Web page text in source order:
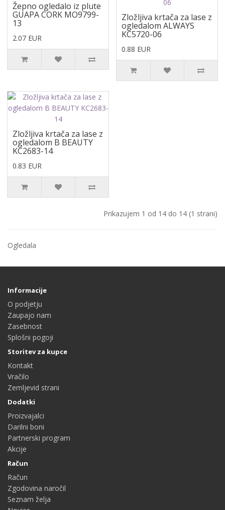
Žepno ogledalo iz plute
GUAPA CORK MO9799-
13
2.07 EUR
Zložljiva krtača za lase z
ogledalom ALWAYS
KC5720-06
0.88 EUR
Zložljiva krtača za lase z
ogledalom B BEAUTY
KC2683-14
0.83 EUR
Prikazujem 1 od 14 do 14 (1 strani)
Ogledala
Informacije
O podjetju
Zaupajo nam
Zasebnost
Splošni pogoji
Storitev za kupce
Kontakt
Vračilo
Zemljevid strani
Dodatki
Proizvajalci
Darilni boni
Partnerski program
Akcije
Račun
Račun
Zgodovina naročil
Seznam želja